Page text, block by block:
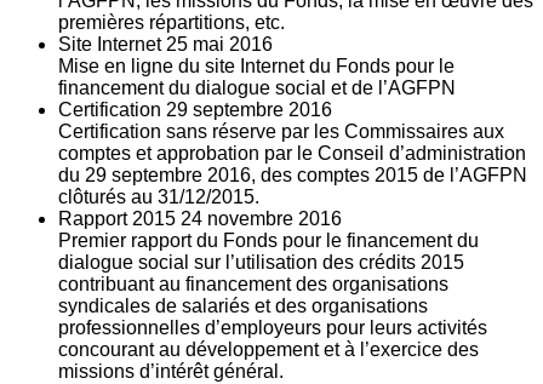
premières répartitions, etc.
Site Internet 25 mai 2016
Mise en ligne du site Internet du Fonds pour le
financement du dialogue social et de l’AGFPN
Certification 29 septembre 2016
Certification sans réserve par les Commissaires aux
comptes et approbation par le Conseil d’administration
du 29 septembre 2016, des comptes 2015 de l’AGFPN
clôturés au 31/12/2015.
Rapport 2015 24 novembre 2016
Premier rapport du Fonds pour le financement du
dialogue social sur l’utilisation des crédits 2015
contribuant au financement des organisations
syndicales de salariés et des organisations
professionnelles d’employeurs pour leurs activités
concourant au développement et à l’exercice des
missions d’intérêt général.